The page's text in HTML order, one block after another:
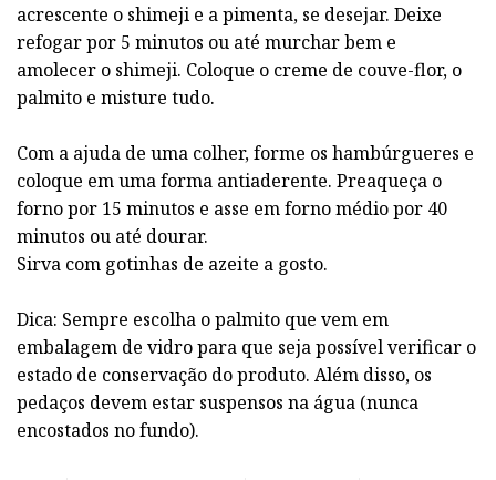
acrescente o shimeji e a pimenta, se desejar. Deixe
refogar por 5 minutos ou até murchar bem e
amolecer o shimeji. Coloque o creme de couve-flor, o
palmito e misture tudo.
Com a ajuda de uma colher, forme os hambúrgueres e
coloque em uma forma antiaderente. Preaqueça o
forno por 15 minutos e asse em forno médio por 40
minutos ou até dourar.
Sirva com gotinhas de azeite a gosto.
Dica: Sempre escolha o palmito que vem em
embalagem de vidro para que seja possível verificar o
estado de conservação do produto. Além disso, os
pedaços devem estar suspensos na água (nunca
encostados no fundo).